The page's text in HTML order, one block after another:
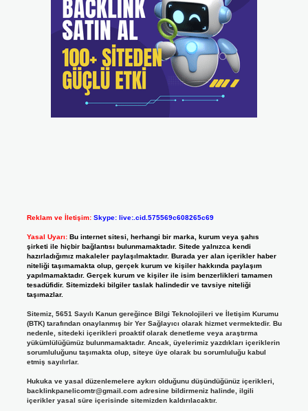
Reklam ve İletişim: Skype: live:.cid.575569c608265c69
Yasal Uyarı: Bu internet sitesi, herhangi bir marka, kurum veya şahıs
şirketi ile hiçbir bağlantısı bulunmamaktadır. Sitede yalnızca kendi
hazırladığımız makaleler paylaşılmaktadır. Burada yer alan içerikler haber
niteliği taşımamakta olup, gerçek kurum ve kişiler hakkında paylaşım
yapılmamaktadır. Gerçek kurum ve kişiler ile isim benzerlikleri tamamen
tesadüfidir. Sitemizdeki bilgiler taslak halindedir ve tavsiye niteliği
taşımazlar.
Sitemiz, 5651 Sayılı Kanun gereğince Bilgi Teknolojileri ve İletişim Kurumu
(BTK) tarafından onaylanmış bir Yer Sağlayıcı olarak hizmet vermektedir. Bu
nedenle, sitedeki içerikleri proaktif olarak denetleme veya araştırma
yükümlülüğümüz bulunmamaktadır. Ancak, üyelerimiz yazdıkları içeriklerin
sorumluluğunu taşımakta olup, siteye üye olarak bu sorumluluğu kabul
etmiş sayılırlar.
Hukuka ve yasal düzenlemelere aykırı olduğunu düşündüğünüz içerikleri,
backlinkpanelicomtr@gmail.comadresine bildirmeniz halinde, ilgili
içerikler yasal süre içerisinde sitemizden kaldırılacaktır.